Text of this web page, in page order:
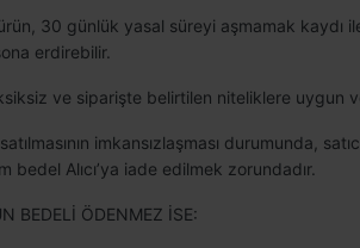
30 günlük yasal süreyi aşmamak
erdirebilir.
ve siparişte belirtilen niteliklere
imkansızlaşması durumunda,
bedel Alıcı’ya iade edilmek zorundadır.
BEDELİ ÖDENMEZ İSE: